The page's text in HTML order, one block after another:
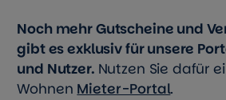
Noch mehr Gutscheine und
gibt es exklusiv für unsere
und Nutzer. Nutzen Sie dafür
Wohnen Mieter-Portal.